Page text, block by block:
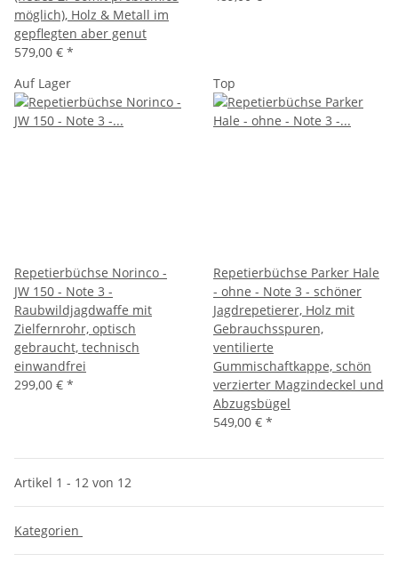
möglich), Holz & Metall im
gepflegten aber genut
579,00 € *
Auf Lager
Repetierbüchse Norinco -
JW 150 - Note 3 -
Raubwildjagdwaffe mit
Zielfernrohr, optisch
gebraucht, technisch
einwandfrei
299,00 € *
Top
Repetierbüchse Parker Hale
- ohne - Note 3 - schöner
Jagdrepetierer, Holz mit
Gebrauchsspuren,
ventilierte
Gummischaftkappe, schön
verzierter Magzindeckel und
Abzugsbügel
549,00 € *
Artikel 1 - 12 von 12
Kategorien